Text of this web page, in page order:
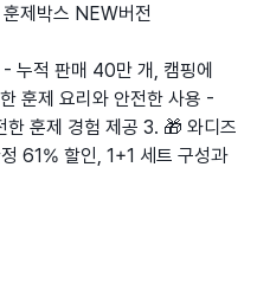
제박스 NEW버전
누적 판매 40만 개, 캠핑에
훈제 요리와 안전한 사용 -
한 훈제 경험 제공 3. 🎁 와디즈
61% 할인, 1+1 세트 구성과